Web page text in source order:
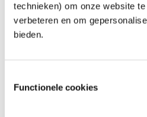
technieken) om onze website
verbeteren en om
bieden.
Functionele cookies